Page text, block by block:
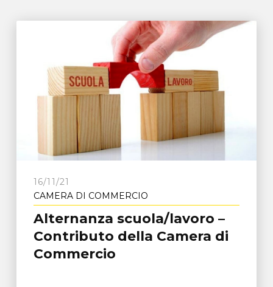
16/11/21
CAMERA DI COMMERCIO
Alternanza scuola/lavoro –
Contributo della Camera di
Commercio